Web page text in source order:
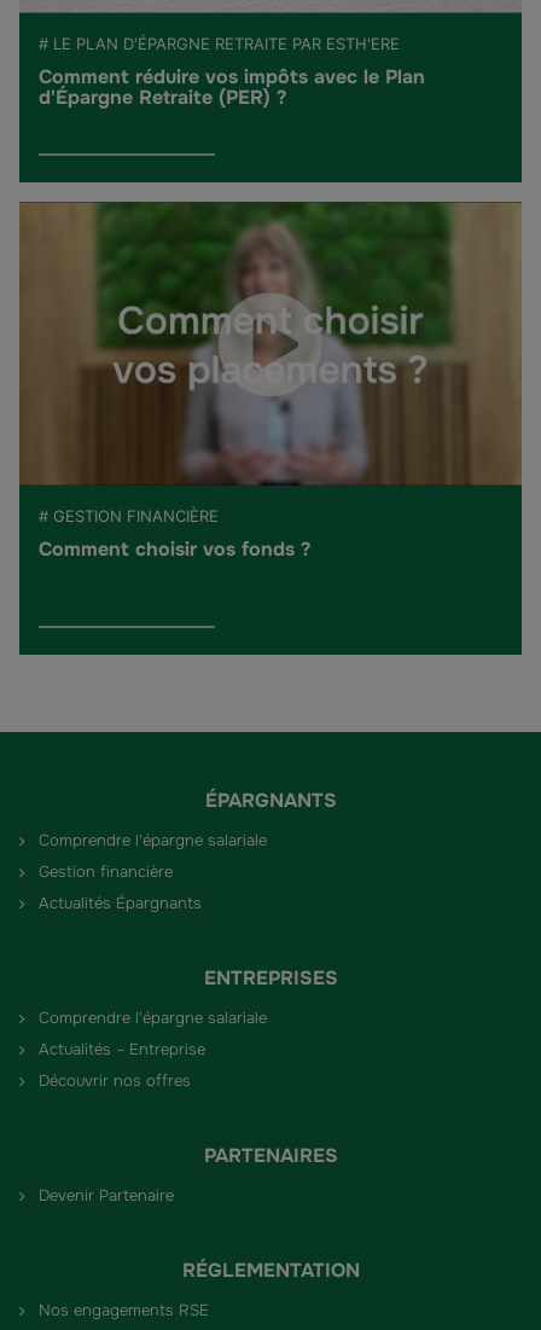
# LE PLAN D'ÉPARGNE RETRAITE PAR ESTH'ERE
Comment réduire vos impôts avec le Plan
d'Épargne Retraite (PER) ?
# GESTION FINANCIÈRE
Comment choisir vos fonds ?
ÉPARGNANTS
Comprendre l'épargne salariale
Gestion financière
Actualités Épargnants
ENTREPRISES
Comprendre l'épargne salariale
Actualités – Entreprise
Découvrir nos offres
PARTENAIRES
Devenir Partenaire
RÉGLEMENTATION
Nos engagements RSE